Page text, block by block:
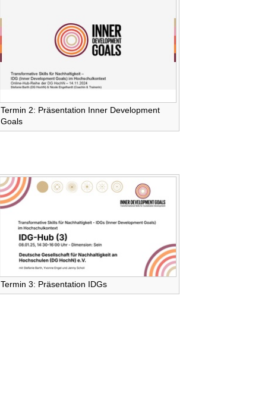
Termin 2: Präsentation Inner Development
Goals
Termin 3: Präsentation IDGs